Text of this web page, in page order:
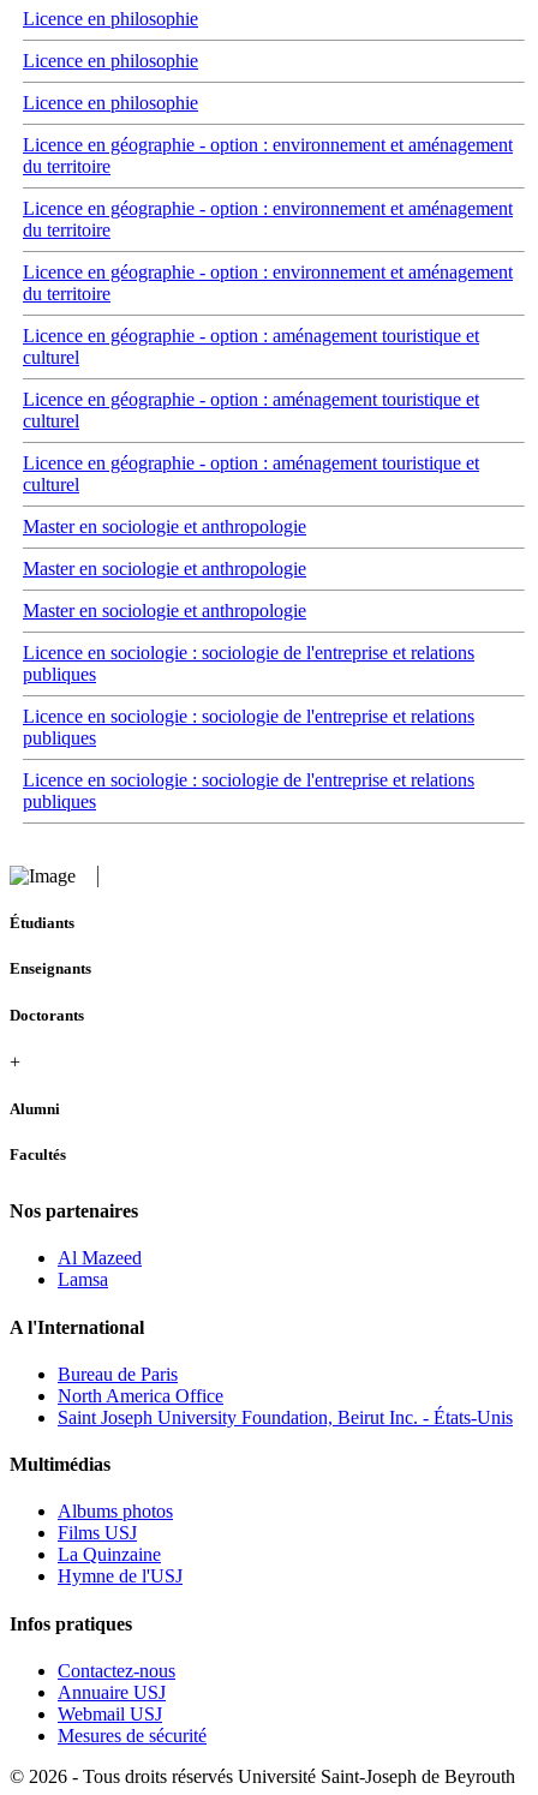
Licence en philosophie
Licence en philosophie
Licence en philosophie
Licence en géographie - option : environnement et aménagement
du territoire
Licence en géographie - option : environnement et aménagement
du territoire
Licence en géographie - option : environnement et aménagement
du territoire
Licence en géographie - option : aménagement touristique et
culturel
Licence en géographie - option : aménagement touristique et
culturel
Licence en géographie - option : aménagement touristique et
culturel
Master en sociologie et anthropologie
Master en sociologie et anthropologie
Master en sociologie et anthropologie
Licence en sociologie : sociologie de l'entreprise et relations
publiques
Licence en sociologie : sociologie de l'entreprise et relations
publiques
Licence en sociologie : sociologie de l'entreprise et relations
publiques
Étudiants
Enseignants
Doctorants
+
Alumni
Facultés
Nos partenaires
Al Mazeed
Lamsa
A l'International
Bureau de Paris
North America Office
Saint Joseph University Foundation, Beirut Inc. - États-Unis
Multimédias
Albums photos
Films USJ
La Quinzaine
Hymne de l'USJ
Infos pratiques
Contactez-nous
Annuaire USJ
Webmail USJ
Mesures de sécurité
© 2026 - Tous droits réservés Université Saint-Joseph de Beyrouth